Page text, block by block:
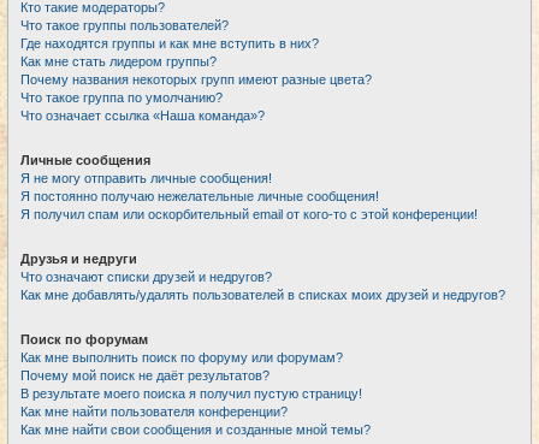
Кто такие модераторы?
Что такое группы пользователей?
Где находятся группы и как мне вступить в них?
Как мне стать лидером группы?
Почему названия некоторых групп имеют разные цвета?
Что такое группа по умолчанию?
Что означает ссылка «Наша команда»?
Личные сообщения
Я не могу отправить личные сообщения!
Я постоянно получаю нежелательные личные сообщения!
Я получил спам или оскорбительный email от кого-то с этой конференции!
Друзья и недруги
Что означают списки друзей и недругов?
Как мне добавлять/удалять пользователей в списках моих друзей и недругов?
Поиск по форумам
Как мне выполнить поиск по форуму или форумам?
Почему мой поиск не даёт результатов?
В результате моего поиска я получил пустую страницу!
Как мне найти пользователя конференции?
Как мне найти свои сообщения и созданные мной темы?